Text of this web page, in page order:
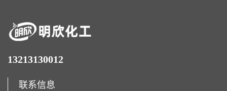
13213130012
联系信息